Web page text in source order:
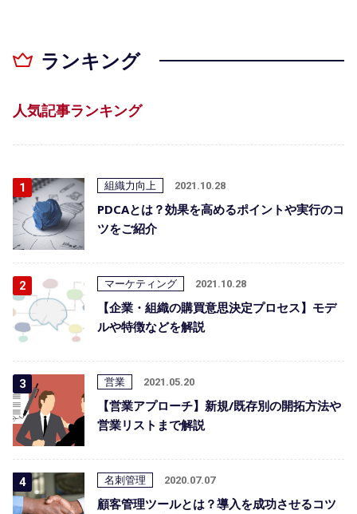
ランキング
人気記事ランキング
組織力向上 2021.10.28
PDCAとは？効果を高めるポイントや実行のコ
ツをご紹介
マーケティング 2021.10.28
【企業・組織の購買意思決定プロセス】モデ
ルや特徴などを解説
営業 2021.05.20
【営業アプローチ】新規/既存別の開拓方法や
営業リストまで解説
名刺管理 2020.07.07
顧客管理ツールとは？導入を成功させるコツ